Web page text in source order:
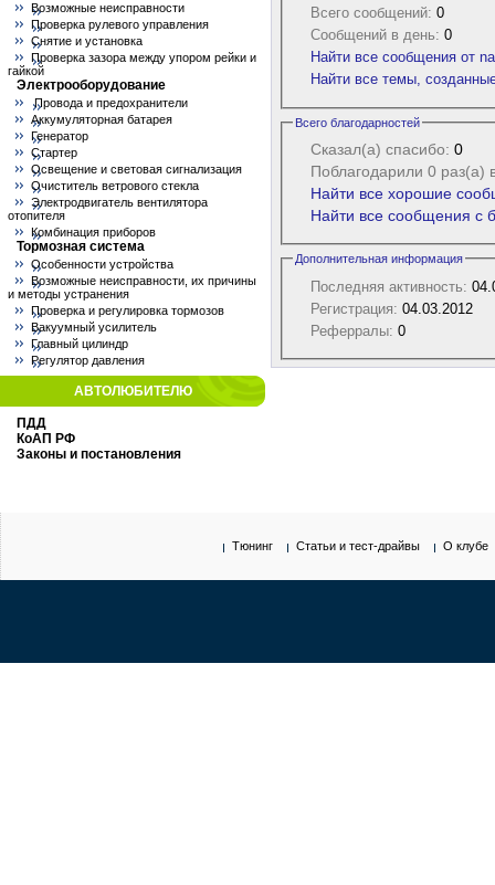
Возможные неисправности
Проверка рулевого управления
Снятие и установка
Проверка зазора между упором рейки и
гайкой
Электрооборудование
Провода и предохранители
Аккумуляторная батарея
Генератор
Стартер
Освещение и световая сигнализация
Очиститель ветрового стекла
Электродвигатель вентилятора
отопителя
Комбинация приборов
Тормозная система
Особенности устройства
Возможные неисправности, их причины
и методы устранения
Проверка и регулировка тормозов
Вакуумный усилитель
Главный цилиндр
Регулятор давления
АВТОЛЮБИТЕЛЮ
ПДД
КоАП РФ
Законы и постановления
Всего сообщений: 0
Сообщений в день: 0
Найти все сообщения от
Найти все темы,
Всего благодарностей
Сказал(а) спасибо: 0
Поблагодарили 0 раз(а)
Найти все хорошие
Найти все сообщения с
Дополнительная информация
Последняя активность:
Регистрация: 04.03.2012
Реферралы: 0
Тюнинг Статьи и тест-драйвы О клубе